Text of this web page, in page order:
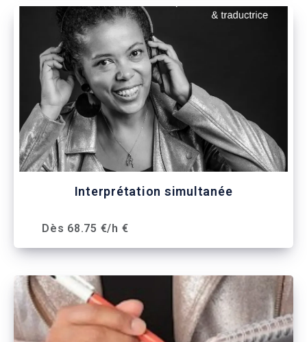
Interprétation simultanée
Dès 68.75 €/h €